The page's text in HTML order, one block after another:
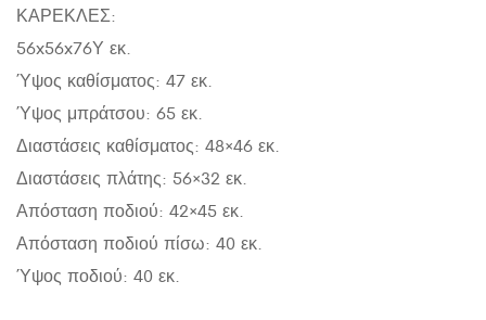
ΚΑΡΕΚΛΕΣ:
56x56x76Υ εκ.
Ύψος καθίσματος: 47 εκ.
Ύψος μπράτσου: 65 εκ.
Διαστάσεις καθίσματος: 48×46 εκ.
Διαστάσεις πλάτης: 56×32 εκ.
Απόσταση ποδιού: 42×45 εκ.
Απόσταση ποδιού πίσω: 40 εκ.
Ύψος ποδιού: 40 εκ.